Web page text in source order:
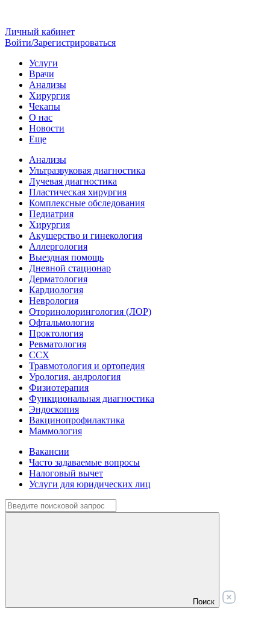
Личный кабинет
Войти/Зарегистрироваться
Услуги
Врачи
Анализы
Хирургия
Чекапы
О нас
Новости
Еще
Анализы
Ультразвуковая диагностика
Лучевая диагностика
Пластическая хирургия
Комплексные обследования
Педиатрия
Хирургия
Акушерство и гинекология
Аллергология
Выездная помощь
Дневной стационар
Дерматология
Кардиология
Неврология
Оторинолорингология (ЛОР)
Офтальмология
Проктология
Ревматология
ССХ
Травмотология и ортопедия
Урология, андрология
Физиотерапия
Функциональная диагностика
Эндоскопия
Вакцинопрофилактика
Маммология
Вакансии
Часто задаваемые вопросы
Налоговый вычет
Услуги для юридических лиц
Поиск